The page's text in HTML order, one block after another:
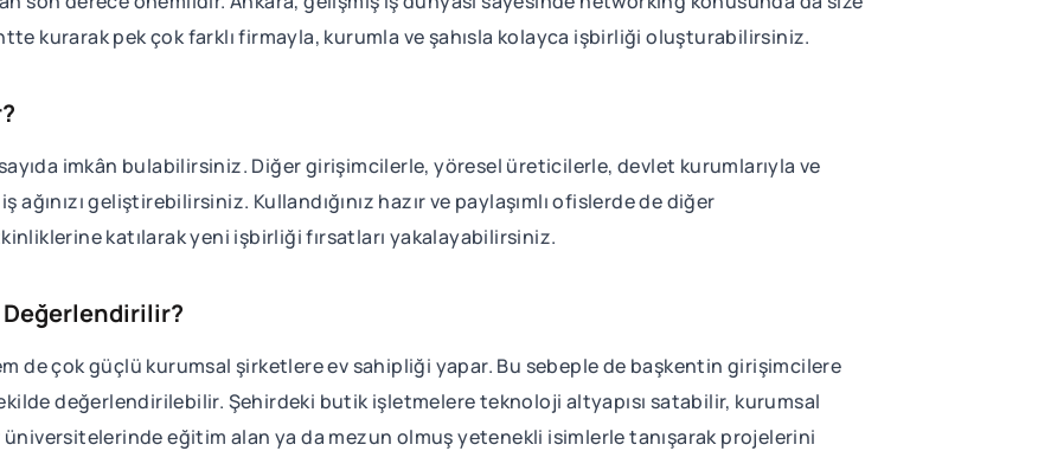
kurarak pek çok farklı firmayla, kurumla ve şahısla kolayca işbirliği oluşturabilirsiniz.
imkân bulabilirsiniz. Diğer girişimcilerle, yöresel üreticilerle, devlet kurumlarıyla ve
geliştirebilirsiniz. Kullandığınız hazır ve paylaşımlı ofislerde de diğer
katılarak yeni işbirliği fırsatları yakalayabilirsiniz.
Değerlendirilir?
de çok güçlü kurumsal şirketlere ev sahipliği yapar. Bu sebeple de başkentin girişimcilere
değerlendirilebilir. Şehirdeki butik işletmelere teknoloji altyapısı satabilir, kurumsal
eğitim alan ya da mezun olmuş yetenekli isimlerle tanışarak projelerini